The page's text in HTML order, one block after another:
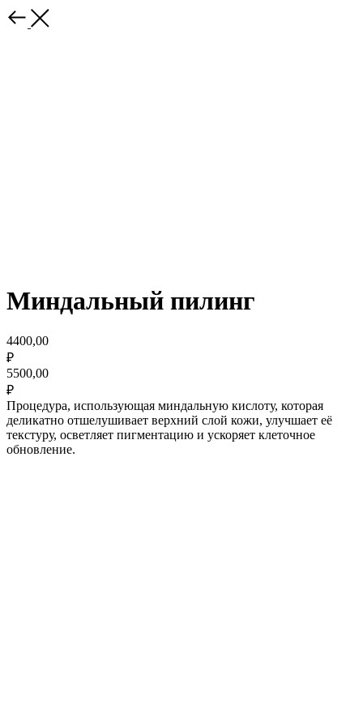
Миндальный пилинг
4400,00
₽
5500,00
₽
Процедура, использующая миндальную кислоту, которая
деликатно отшелушивает верхний слой кожи, улучшает её
текстуру, осветляет пигментацию и ускоряет клеточное
обновление.